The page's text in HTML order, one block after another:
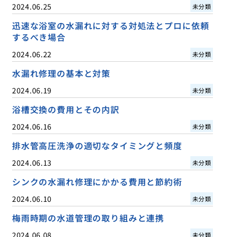
2024.06.25 未分類
迅速な浴室の水漏れに対する対処法とプロに依頼
するべき場合
2024.06.22 未分類
水漏れ修理の基本と対策
2024.06.19 未分類
浴槽交換の費用とその内訳
2024.06.16 未分類
排水管高圧洗浄の適切なタイミングと頻度
2024.06.13 未分類
シンクの水漏れ修理にかかる費用と節約術
2024.06.10 未分類
梅雨時期の水道管理の取り組みと連携
2024.06.08 未分類